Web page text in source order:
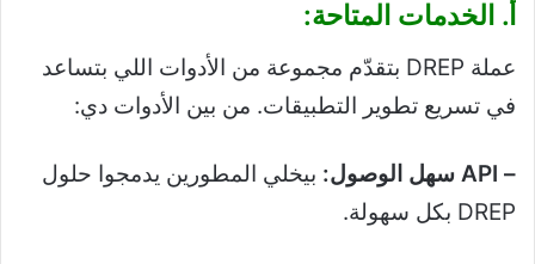
أ. الخدمات المتاحة:
عملة DREP بتقدّم مجموعة من الأدوات اللي بتساعد
في تسريع تطوير التطبيقات. من بين الأدوات دي:
– API سهل الوصول:
بيخلي المطورين يدمجوا حلول
DREP بكل سهولة.